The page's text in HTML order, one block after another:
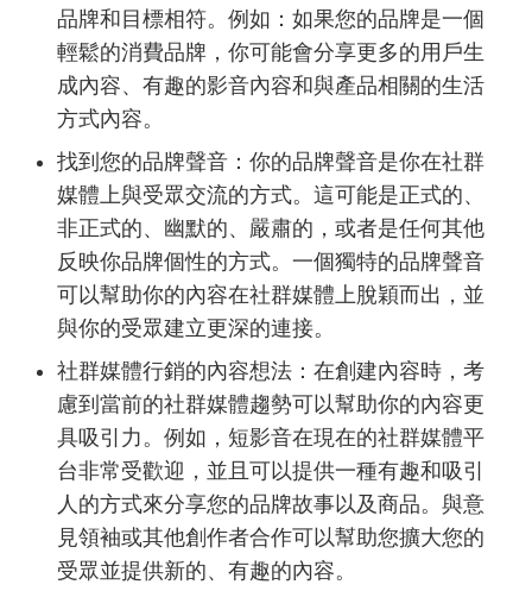
品牌和目標相符。例如：如果您的品牌是一個
輕鬆的消費品牌，你可能會分享更多的用戶生
成內容、有趣的影音內容和與產品相關的生活
方式內容。
找到您的品牌聲音：你的品牌聲音是你在社群
媒體上與受眾交流的方式。這可能是正式的、
非正式的、幽默的、嚴肅的，或者是任何其他
反映你品牌個性的方式。一個獨特的品牌聲音
可以幫助你的內容在社群媒體上脫穎而出，並
與你的受眾建立更深的連接。
社群媒體行銷的內容想法：在創建內容時，考
慮到當前的社群媒體趨勢可以幫助你的內容更
具吸引力。例如，短影音在現在的社群媒體平
台非常受歡迎，並且可以提供一種有趣和吸引
人的方式來分享您的品牌故事以及商品。與意
見領袖或其他創作者合作可以幫助您擴大您的
受眾並提供新的、有趣的內容。